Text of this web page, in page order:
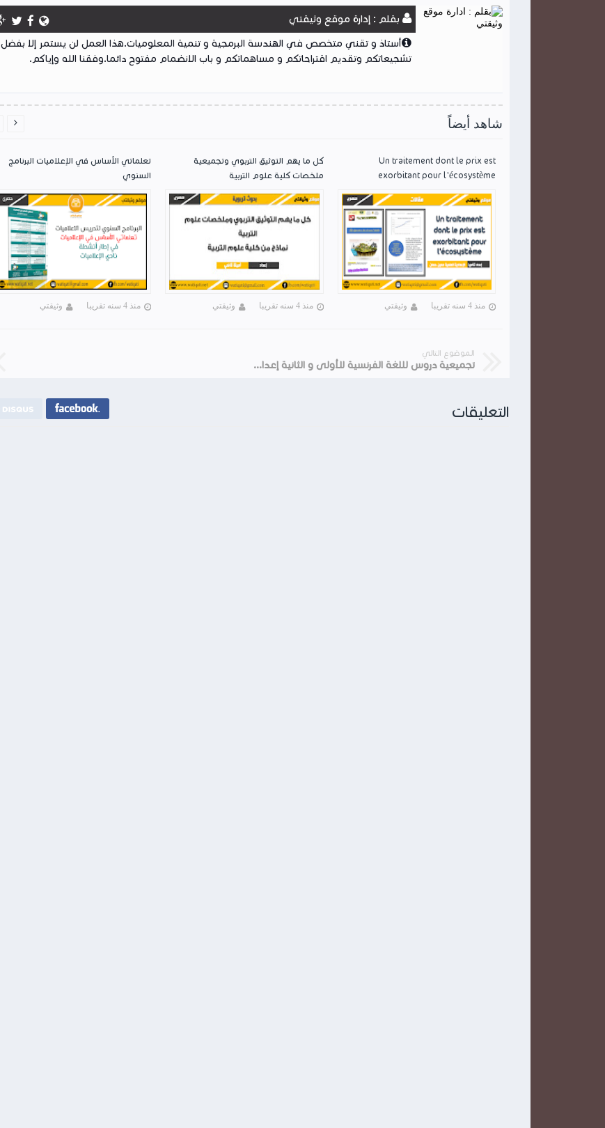
بقلم : إدارة موقع وثيقتي
أستاذ و تقني متخصص في الهندسة البرمجية و تنمية المعلوميات.هذا العمل لن يستمر إلا بفضل
تشجيعاتكم وتقديم اقتراحاتكم و مساهماتكم و باب الانضمام مفتوح دائما.وفقنا الله وإياكم.
شاهد أيضاً
تعلماتي الأساس في الإعلاميات البرنامج
السنوي
منذ 4 سنه تقريبا وثيقتي
كل ما يهم التوثيق التربوي وتجميعية
ملخصات كلية علوم التربية
منذ 4 سنه تقريبا وثيقتي
Un traitement dont le prix est
exorbitant pour l'écosystème
منذ 4 سنه تقريبا وثيقتي

الموضوع التالي
تجميعية دروس لللغة الفرنسية للأولى و الثانية إعدادي
التعليقات